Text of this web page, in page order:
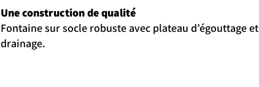
Une construction de qualité
Fontaine sur socle robuste avec plateau d’égouttage et
drainage.